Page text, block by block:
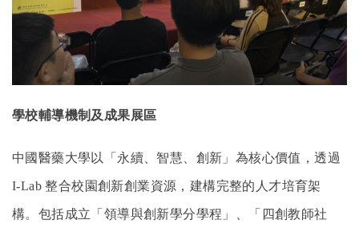
學校輔導機制及成果展區
中國醫藥大學以「永續、智慧、創新」為核心價值，透過
I-Lab整合校園創新創業資源，建構完整的人才培育架
構。包括成立「領導與創新學分學程」、「四創教師社